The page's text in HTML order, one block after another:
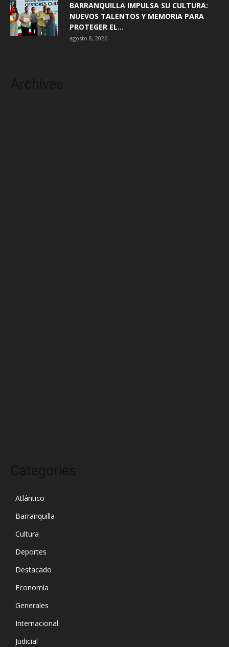
BARRANQUILLA IMPULSA SU CULTURA:
NUEVOS TALENTOS Y MEMORIA PARA
PROTEGER EL...
agosto 8, 2026
Atlántico
Barranquilla
Cultura
Deportes
Destacado
Economía
Generales
Internacional
Judicial